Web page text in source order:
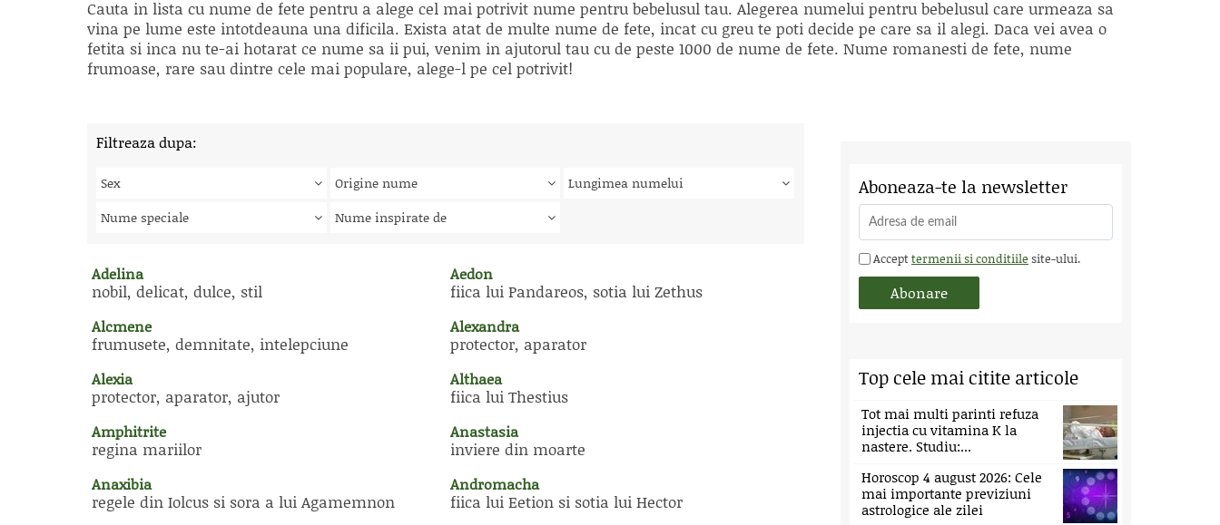
Cauta in lista cu nume de fete pentru a alege cel mai potrivit nume pentru bebelusul tau. Alegerea numelui pentru bebelusul care urmeaza sa
vina pe lume este intotdeauna una dificila. Exista atat de multe nume de fete, incat cu greu te poti decide pe care sa il alegi. Daca vei avea o
fetita si inca nu te-ai hotarat ce nume sa ii pui, venim in ajutorul tau cu de peste 1000 de nume de fete. Nume romanesti de fete, nume
frumoase, rare sau dintre cele mai populare, alege-l pe cel potrivit!
Filtreaza dupa:
Sex Origine nume
Lungimea numelui
Nume speciale
Nume inspirate de
Adelina
nobil, delicat, dulce, stil
Aedon
fiica lui Pandareos, sotia lui Zethus
Alcmene
frumusete, demnitate, intelepciune
Alexandra
protector, aparator
Alexia
protector, aparator, ajutor
Althaea
fiica lui Thestius
Amphitrite
regina mariilor
Anastasia
inviere din moarte
Anaxibia
regele din Iolcus si sora a lui Agamemnon
Andromacha
fiica lui Eetion si sotia lui Hector
Aboneaza-te la newsletter
Accepttermenii si conditiile site-ului.
Top cele mai citite articole
Tot mai multi parinti refuza
injectia cu vitamina K la
nastere. Studiu:...
Horoscop 4 august 2026: Cele
mai importante previziuni
astrologice ale zilei